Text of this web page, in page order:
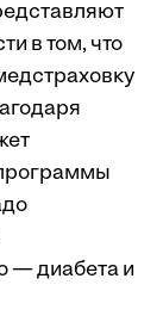
в том, что
— диабета и